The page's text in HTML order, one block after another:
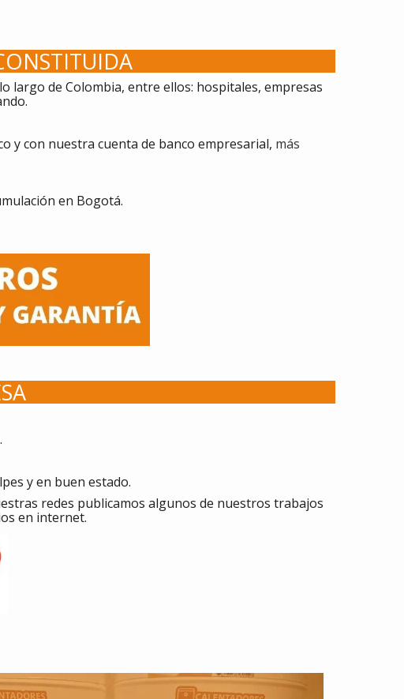
largo de Colombia, entre ellos: hospitales, empresas
y con nuestra cuenta de banco empresarial, más
en Bogotá.
y en buen estado.
redes publicamos algunos de nuestros trabajos
en internet.